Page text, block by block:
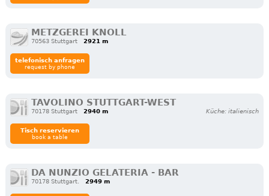
METZGEREI KNOLL
70563 Stuttgart 2921 m
telefonisch anfragen
request by phone
TAVOLINO STUTTGART-WEST
70178 Stuttgart 2940 m Küche: italienisch
Tisch reservieren
book a table
DA NUNZIO GELATERIA - BAR
70178 Stuttgart. 2949 m